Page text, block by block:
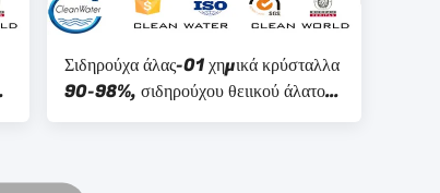
Σιδηρούχα άλας-01 χημικά κρύσταλλα
90-98%, σιδηρούχου θειικού άλατος
σιδηρούχου θειικού άλατος καθαρότητα